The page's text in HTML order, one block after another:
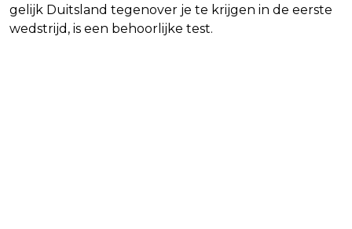
gelijk Duitsland tegenover je te krijgen in de eerste
wedstrijd, is een behoorlijke test.